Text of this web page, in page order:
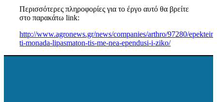
Περισσότερες πληροφορίες για το έργο αυτό θα βρείτε
στο παρακάτω link:
http://www.agronews.gr/news/companies/arthro/97280/
ti-monada-lipasmaton-tis-me-nea-ependusi-i-ziko/